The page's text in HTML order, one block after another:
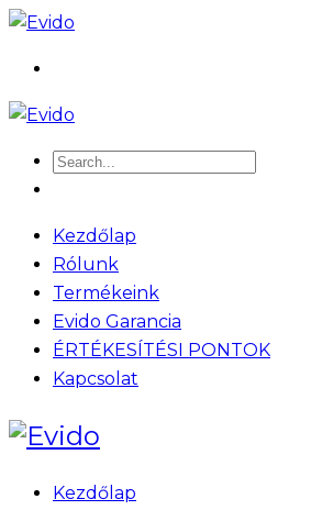
Kezdőlap
Rólunk
Termékeink
Evido Garancia
ÉRTÉKESÍTÉSI PONTOK
Kapcsolat
Kezdőlap